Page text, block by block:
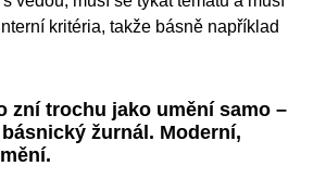
kritéria, takže básně například
zní trochu jako umění samo –
žurnál. Moderní,